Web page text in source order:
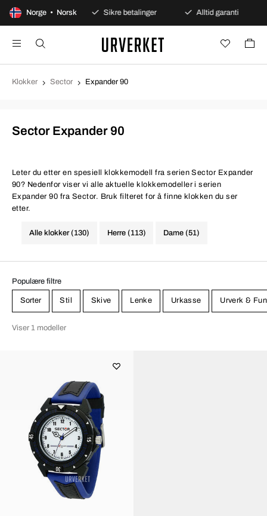
Norge • Norsk
åpent kjøp Sikre betalinger Alltid garanti
Klokker Sector Expander 90
Sector Expander 90
Leter du etter en spesiell klokkemodell fra serien Sector Expander
90? Nedenfor viser vi alle aktuelle klokkemodeller i serien
Expander 90 fra Sector. Bruk filteret for å finne klokken du ser
etter.
Alle klokker (130) Herre (113) Dame (51)
Populære filtre
Sorter Stil Skive Lenke Urkasse Urverk &
Viser 1 modeller